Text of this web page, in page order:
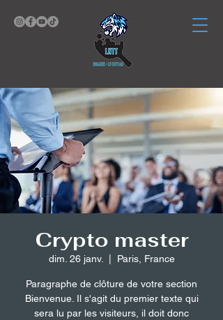
Crypto master
dim. 26 janv. Paris, France
Paragraphe de clôture de votre section
Bienvenue. Il s'agit du premier texte qui
sera lu par les visiteurs, il doit donc